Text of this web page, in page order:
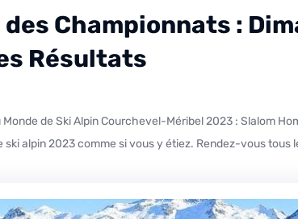
Championnats :
Résultats
alpin 2023 comme si vous y étiez. Rendez-vous tous